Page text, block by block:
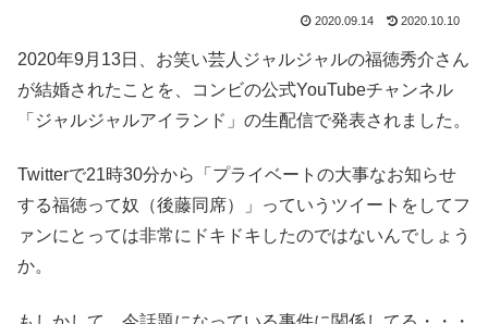
2020.09.14 2020.10.10
2020年9月13日、お笑い芸人ジャルジャルの福徳秀介さん
が結婚されたことを、コンビの公式YouTubeチャンネル
「ジャルジャルアイランド」の生配信で発表されました。
Twitterで21時30分から「プライベートの大事なお知らせ
する福徳って奴（後藤同席）」っていうツイートをしてフ
ァンにとっては非常にドキドキしたのではないんでしょう
か。